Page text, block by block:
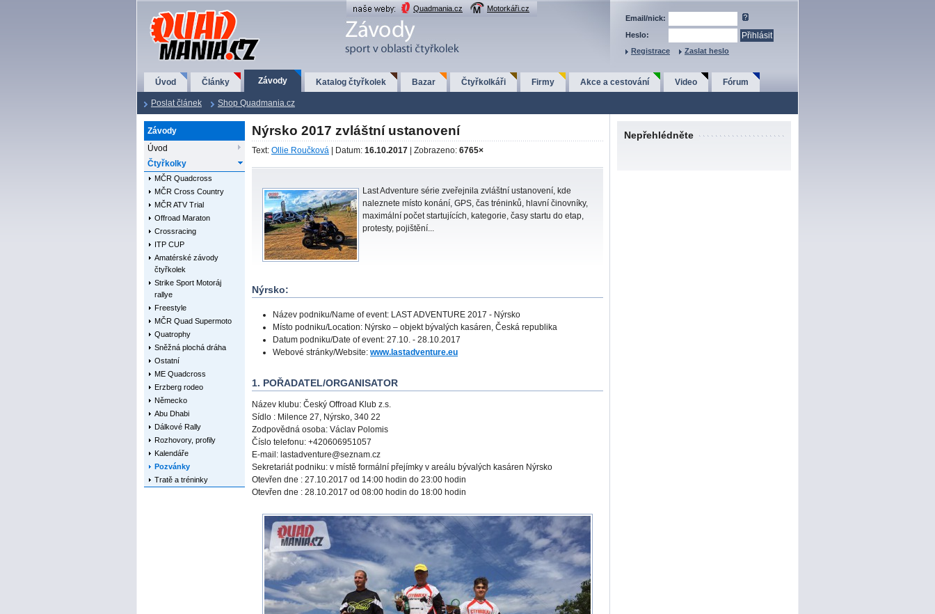
QuadMania.cz Quadmania.cz
Motorkáři.cz
Email/nick:
Heslo:
Registrace
Zaslat heslo
Úvod Články Závody Katalog čtyřkolek Bazar Čtyřkolkáři Firmy Akce a cestování Video Fórum
Poslat článek Shop Quadmania.cz
Závody
Úvod
Čtyřkolky
MČR Quadcross
MČR Cross Country
MČR ATV Trial
Offroad Maraton
Crossracing
ITP CUP
Amatérské závody
čtyřkolek
Strike Sport Motoráj
rallye
Freestyle
MČR Quad Supermoto
Quatrophy
Sněžná plochá dráha
Ostatní
ME Quadcross
Erzberg rodeo
Německo
Abu Dhabi
Dálkové Rally
Rozhovory, profily
Kalendáře
Pozvánky
Tratě a tréninky
Nýrsko 2017 zvláštní ustanovení
Text: Ollie Roučková | Datum: 16.10.2017 | Zobrazeno: 6765×
Last Adventure série zveřejnila zvláštní ustanovení, kde
naleznete místo konání, GPS, čas tréninků, hlavní činovníky,
maximální počet startujících, kategorie, časy startu do etap,
protesty, pojištění...
Nýrsko:
Název podniku/Name of event: LAST ADVENTURE 2017 - Nýrsko
Místo podniku/Location: Nýrsko – objekt bývalých kasáren, Česká republika
Datum podniku/Date of event: 27.10. - 28.10.2017
Webové stránky/Website: www.lastadventure.eu
1. POŘADATEL/ORGANISATOR
Název klubu: Český Offroad Klub z.s.
Sídlo : Milence 27, Nýrsko, 340 22
Zodpovědná osoba: Václav Polomis
Číslo telefonu: +420606951057
E-mail: lastadventure@seznam.cz
Sekretariát podniku: v místě formální přejímky v areálu bývalých kasáren Nýrsko
Otevřen dne : 27.10.2017 od 14:00 hodin do 23:00 hodin
Otevřen dne : 28.10.2017 od 08:00 hodin do 18:00 hodin
Nepřehlédněte